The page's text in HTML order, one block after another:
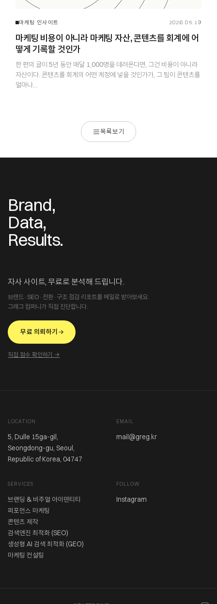
마케팅 인사이트 2026.05.19
마케팅 비용이 아니라 마케팅 자산, 콘텐츠를 회계에 어
떻게 기록할 것인가
한 편의 글이 5년 동안 매달 1,000명을 데려온다면, 그건 비용이 아니라
자산이다. 콘텐츠를 회계의 어떤 계정에 넣을 것인가가, 그 팀이 콘텐츠를
얼마나…
목록보기
Brand,
Data,
Results.
자사 사이트, 무료로 분석해 드립니다.
브랜드·SEO·전환·구조 점검 리포트를 메일로 받아보세요.
그레그 컴퍼니가 직접 진단합니다.
무료 의뢰하기
직접 점수 확인하기 →
LOCATION
5, Dulle 15ga-gil,
Seongdong-gu, Seoul,
Republic of Korea, 04747
EMAIL
mail@greg.kr
SERVICES
브랜딩 & 비주얼 아이덴티티
퍼포먼스 마케팅
콘텐츠 제작
검색엔진 최적화 (SEO)
생성형 AI 검색 최적화 (GEO)
마케팅 컨설팅
FOLLOW
Instagram